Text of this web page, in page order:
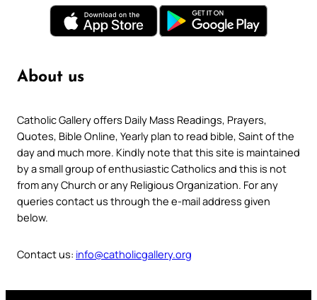
About us
Catholic Gallery offers Daily Mass Readings, Prayers,
Quotes, Bible Online, Yearly plan to read bible, Saint of the
day and much more. Kindly note that this site is maintained
by a small group of enthusiastic Catholics and this is not
from any Church or any Religious Organization. For any
queries contact us through the e-mail address given
below.
Contact us: info@catholicgallery.org